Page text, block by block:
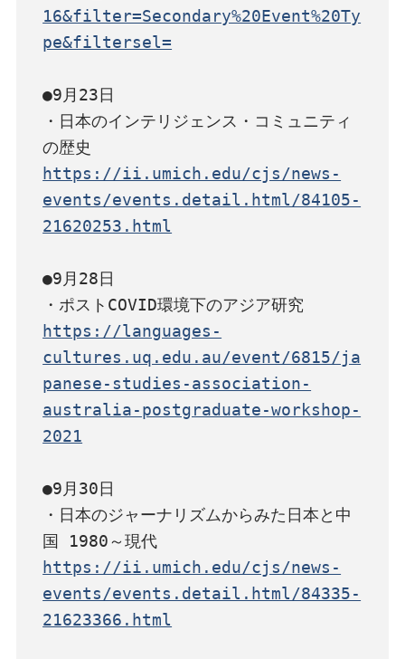
16&filter=Secondary%20Event%20Ty
pe&filtersel=
●9月23日
・日本のインテリジェンス・コミュニティ
https://ii.umich.edu/cjs/news-
events/events.detail.html/84105-
21620253.html
●9月28日
https://languages-
cultures.uq.edu.au/event/6815/ja
panese-studies-association-
australia-postgraduate-workshop-
2021
●9月30日
・日本のジャーナリズムからみた日本と中
https://ii.umich.edu/cjs/news-
events/events.detail.html/84335-
21623366.html